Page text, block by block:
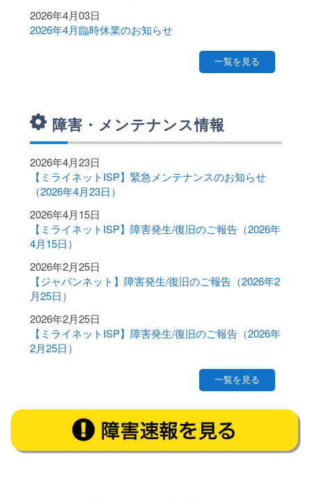
2026年4月03日
2026年4月臨時休業のお知らせ
一覧を見る
障害・メンテナンス情報
2026年4月23日
【ミライネットISP】緊急メンテナンスのお知らせ
（2026年4月23日）
2026年4月15日
【ミライネットISP】障害発生/復旧のご報告（2026年
4月15日）
2026年2月25日
【ジャパンネット】障害発生/復旧のご報告（2026年2
月25日）
2026年2月25日
【ミライネットISP】障害発生/復旧のご報告（2026年
2月25日）
一覧を見る